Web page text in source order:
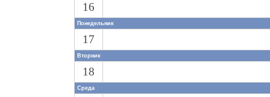
16
Понедельник
17
Вторник
18
Среда